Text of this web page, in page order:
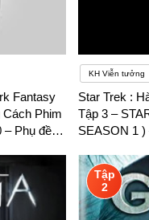
Fantasy
Cách Phim
– Phụ đề
KH Viễn tưởng
Star Trek :
Tập 3 –
SEASON 1
Tập
2